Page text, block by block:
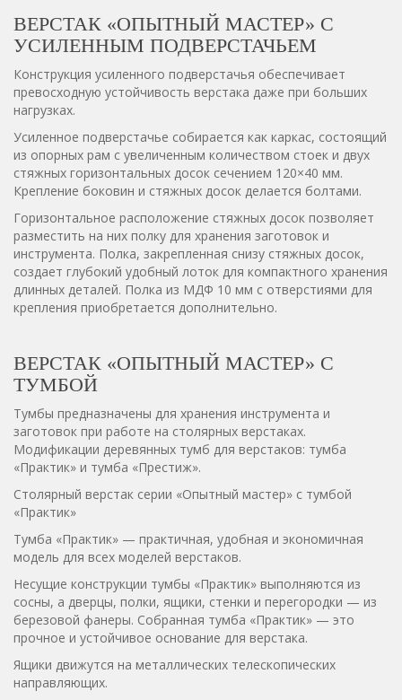
ВЕРСТАК «ОПЫТНЫЙ МАСТЕР» С
УСИЛЕННЫМ ПОДВЕРСТАЧЬЕМ
Конструкция усиленного подверстачья обеспечивает
превосходную устойчивость верстака даже при больших
нагрузках.
Усиленное подверстачье собирается как каркас, состоящий
из опорных рам с увеличенным количеством стоек и двух
стяжных горизонтальных досок сечением 120×40 мм.
Крепление боковин и стяжных досок делается болтами.
Горизонтальное расположение стяжных досок позволяет
разместить на них полку для хранения заготовок и
инструмента. Полка, закрепленная снизу стяжных досок,
создает глубокий удобный лоток для компактного хранения
длинных деталей. Полка из МДФ 10 мм с отверстиями для
крепления приобретается дополнительно.
ВЕРСТАК «ОПЫТНЫЙ МАСТЕР» С
ТУМБОЙ
Тумбы предназначены для хранения инструмента и
заготовок при работе на столярных верстаках.
Модификации деревянных тумб для верстаков: тумба
«Практик» и тумба «Престиж».
Столярный верстак серии «Опытный мастер» с тумбой
«Практик»
Тумба «Практик» — практичная, удобная и экономичная
модель для всех моделей верстаков.
Несущие конструкции тумбы «Практик» выполняются из
сосны, а дверцы, полки, ящики, стенки и перегородки — из
березовой фанеры. Собранная тумба «Практик» — это
прочное и устойчивое основание для верстака.
Ящики движутся на металлических телескопических
направляющих.